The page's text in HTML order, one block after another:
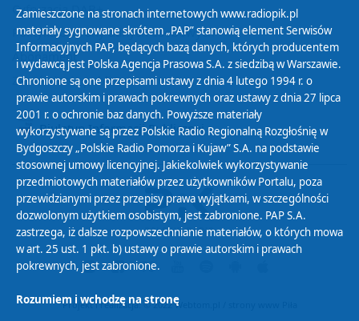
Cyfryzacja DAB+
Polityka ochrony danych osobowych
Abonament
Zamówienia publiczne
Biuletyn Informacji Publicznej
Projekt i realizacja: © 2022Webtom.pl
Zamieszczone na stronach internetowych www.radiopik.pl
materiały sygnowane skrótem „PAP” stanowią element Serwisów
Informacyjnych PAP, będących bazą danych, których producentem
i wydawcą jest Polska Agencja Prasowa S.A. z siedzibą w Warszawie.
Chronione są one przepisami ustawy z dnia 4 lutego 1994 r. o
prawie autorskim i prawach pokrewnych oraz ustawy z dnia 27 lipca
2001 r. o ochronie baz danych. Powyższe materiały
wykorzystywane są przez Polskie Radio Regionalną Rozgłośnię w
Bydgoszczy „Polskie Radio Pomorza i Kujaw” S.A. na podstawie
stosownej umowy licencyjnej. Jakiekolwiek wykorzystywanie
przedmiotowych materiałów przez użytkowników Portalu, poza
przewidzianymi przez przepisy prawa wyjątkami, w szczególności
dozwolonym użytkiem osobistym, jest zabronione. PAP S.A.
zastrzega, iż dalsze rozpowszechnianie materiałów, o których mowa
w art. 25 ust. 1 pkt. b) ustawy o prawie autorskim i prawach
pokrewnych, jest zabronione.
Rozumiem i wchodzę na stronę